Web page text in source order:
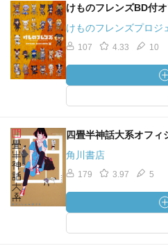
けものフレンズBD付
けものフレンズプロジ
107 4.33 10
四畳半神話大系オフィ
角川書店
179 3.97 5